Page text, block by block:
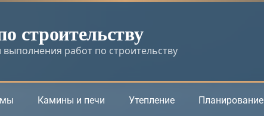
строительству
работ по строительству
Камины и печи Утепление Планирование